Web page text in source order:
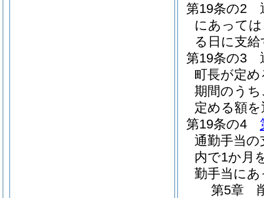
第19条の2
にあって
る日に支
第19条の3
町長が定
期間のう
定める額
第19条の4
通勤手当
内で1か月
勤手当に
第5章